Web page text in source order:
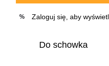
% Zaloguj się , aby
Do schowka